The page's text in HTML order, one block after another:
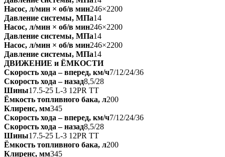
Насос, л/мин × об/в мин246×2200
Давление системы, МПа14
Насос, л/мин × об/в мин246×2200
Давление системы, МПа14
Насос, л/мин × об/в мин246×2200
Давление системы, МПа14
ДВИЖЕНИЕ и ЁМКОСТИ
Скорость хода ‒ вперед, км/ч7/12/24/36
Скорость хода ‒ назад8,5/28
Шины17.5-25 L-3 12PR TT
Ёмкость топливного бака, л200
Клиренс, мм345
Скорость хода ‒ вперед, км/ч7/12/24/36
Скорость хода ‒ назад8,5/28
Шины17.5-25 L-3 12PR TT
Ёмкость топливного бака, л200
Клиренс, мм345